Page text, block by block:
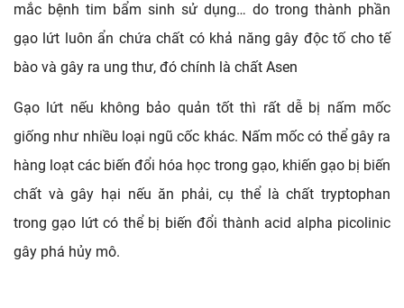
mắc bệnh tim bẩm sinh sử dụng… do trong thành phần
gạo lứt luôn ẩn chứa chất có khả năng gây độc tố cho tế
bào và gây ra ung thư, đó chính là chất Asen
Gạo lứt nếu không bảo quản tốt thì rất dễ bị nấm mốc
giống như nhiều loại ngũ cốc khác. Nấm mốc có thể gây ra
hàng loạt các biến đổi hóa học trong gạo, khiến gạo bị biến
chất và gây hại nếu ăn phải, cụ thể là chất tryptophan
trong gạo lứt có thể bị biến đổi thành acid alpha picolinic
gây phá hủy mô.